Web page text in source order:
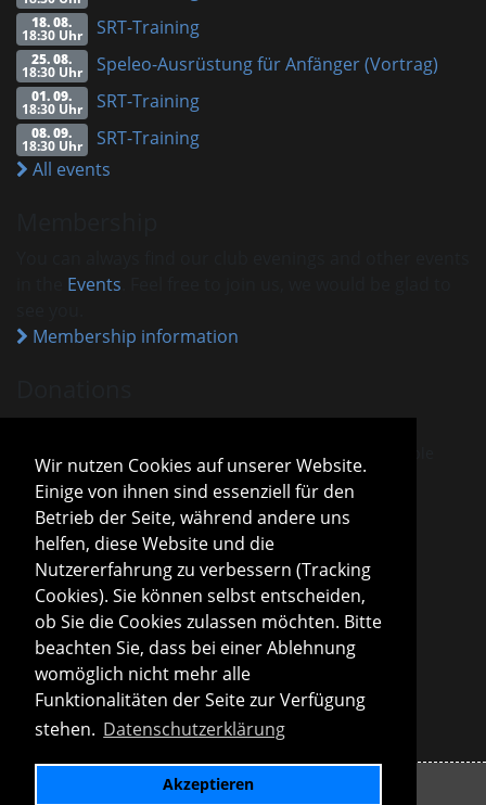
Wir nutzen Cookies auf unserer Website.
Einige von ihnen sind essenziell für den
Betrieb der Seite, während andere uns
helfen, diese Website und die
Nutzererfahrung zu verbessern (Tracking
Cookies). Sie können selbst entscheiden,
ob Sie die Cookies zulassen möchten. Bitte
beachten Sie, dass bei einer Ablehnung
womöglich nicht mehr alle
Funktionalitäten der Seite zur Verfügung
stehen. Datenschutzerklärung
Akzeptieren
18. 08.
18:30 Uhr SRT-Training
25. 08.
18:30 Uhr Speleo-Ausrüstung für Anfänger (Vortrag)
01. 09.
18:30 Uhr SRT-Training
08. 09.
18:30 Uhr
SRT-Training
All events
Events
Membership information
VHM is recognised as a charitable association.
Donations and membership payments are tax-deductible
under the current tax exemption notice.
Sparda-Bank München
IBAN
DE13 7009 0500 0001 2800 15
GENODEF1S04
Donation information
Board
Roland Konopac
First Chair of the Board
Martina Lachmuth
Second Chair of the Board
Board information
Privacy policy